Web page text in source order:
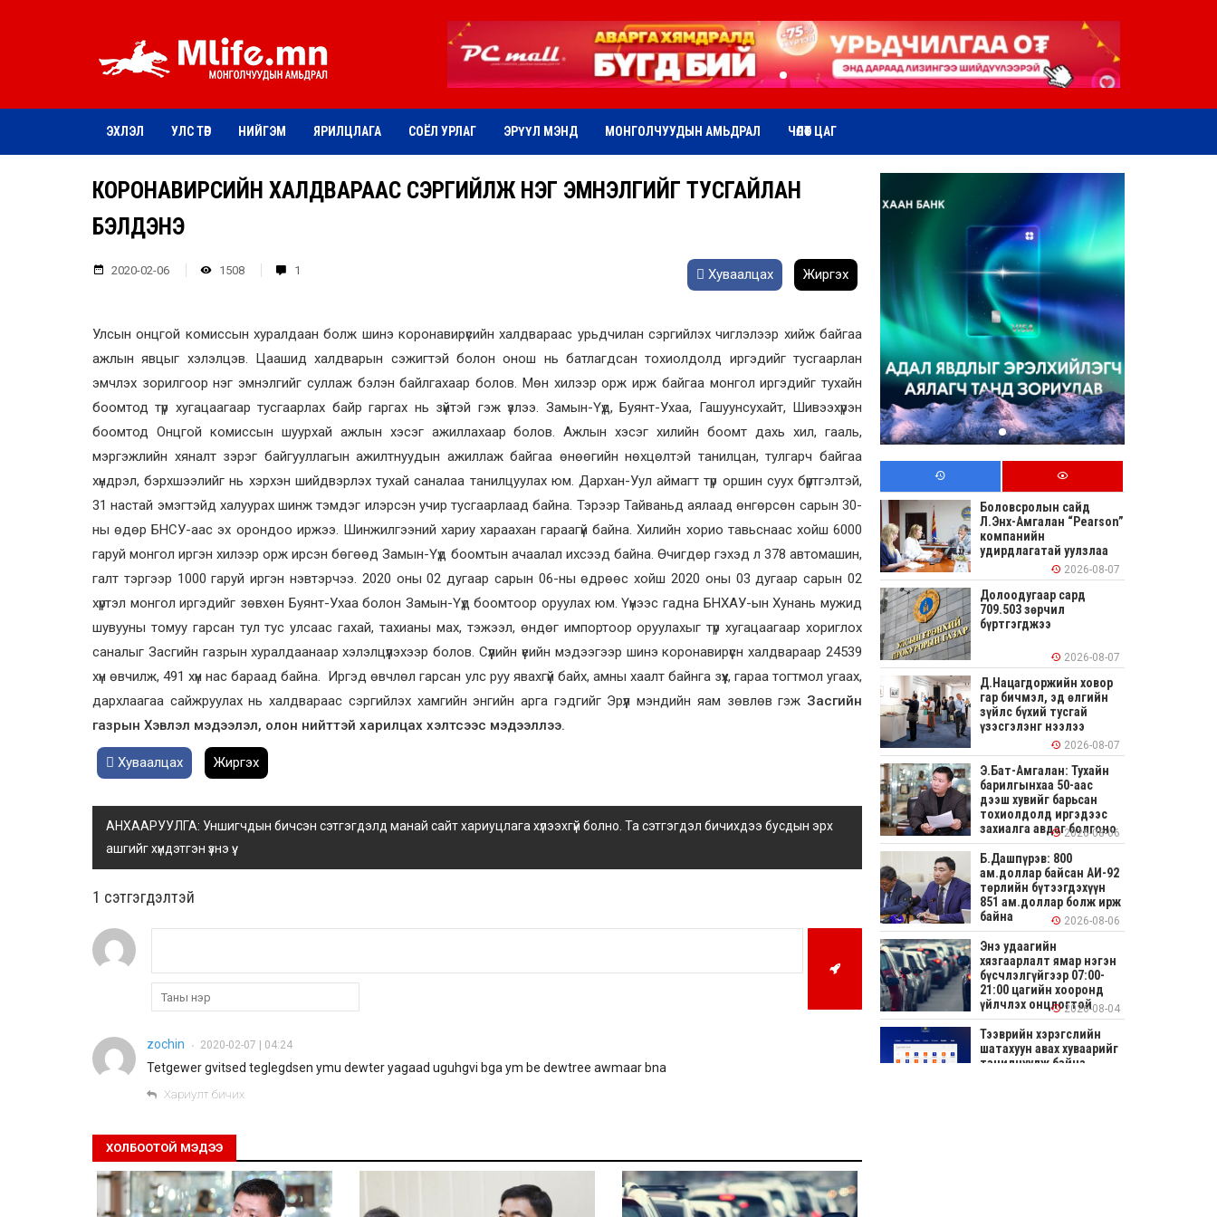
ЭХЛЭЛ УЛС ТӨР НИЙГЭМ ЯРИЛЦЛАГА СОЁЛ УРЛАГ ЭРҮҮЛ МЭНД МОНГОЛЧУУДЫН АМЬДРАЛ ЧӨЛӨӨТ ЦАГ
КОРОНАВИРҮСИЙН ХАЛДВАРААС СЭРГИЙЛЖ НЭГ ЭМНЭЛГИЙГ ТУСГАЙЛАН
БЭЛДЭНЭ
2020-02-06 1508 1 Хуваалцах Жиргэх
Улсын онцгой комиссын хуралдаан болж шинэ коронавирүсийн халдвараас урьдчилан сэргийлэх чиглэлээр хийж байгаа
ажлын явцыг хэлэлцэв. Цаашид халдварын сэжигтэй болон онош нь батлагдсан тохиолдолд иргэдийг тусгаарлан
эмчлэх зорилгоор нэг эмнэлгийг суллаж бэлэн байлгахаар болов. Мөн хилээр орж ирж байгаа монгол иргэдийг тухайн
боомтод түр хугацаагаар тусгаарлах байр гаргах нь зүйтэй гэж үзлээ. Замын-Үүд, Буянт-Ухаа, Гашуунсухайт, Шивээхүрэн
боомтод Онцгой комиссын шуурхай ажлын хэсэг ажиллахаар болов. Ажлын хэсэг хилийн боомт дахь хил, гааль,
мэргэжлийн хяналт зэрэг байгууллагын ажилтнуудын ажиллаж байгаа өнөөгийн нөхцөлтэй танилцан, тулгарч байгаа
хүндрэл, бэрхшээлийг нь хэрхэн шийдвэрлэх тухай саналаа танилцуулах юм. Дархан-Уул аймагт түр оршин суух бүртгэлтэй,
31 настай эмэгтэйд халуурах шинж тэмдэг илэрсэн учир тусгаарлаад байна. Тэрээр Тайваньд аялаад өнгөрсөн сарын 30-
ны өдөр БНСУ-аас эх орондоо иржээ. Шинжилгээний хариу хараахан гараагүй байна. Хилийн хорио тавьснаас хойш 6000
гаруй монгол иргэн хилээр орж ирсэн бөгөөд Замын-Үүд боомтын ачаалал ихсээд байна. Өчигдөр гэхэд л 378 автомашин,
галт тэргээр 1000 гаруй иргэн нэвтэрчээ. 2020 оны 02 дугаар сарын 06-ны өдрөөс хойш 2020 оны 03 дугаар сарын 02
хүртэл монгол иргэдийг зөвхөн Буянт-Ухаа болон Замын-Үүд боомтоор оруулах юм. Үүнээс гадна БНХАУ-ын Хунань мужид
шувууны томуу гарсан тул тус улсаас гахай, тахианы мах, тэжээл, өндөг импортоор оруулахыг түр хугацаагаар хориглох
саналыг Засгийн газрын хуралдаанаар хэлэлцүүлэхээр болов. Сүүлийн үеийн мэдээгээр шинэ коронавирүсн халдвараар 24539
хүн өвчилж, 491 хүн нас бараад байна. Иргэд өвчлөл гарсан улс руу явахгүй байх, амны хаалт байнга зүүх, гараа тогтмол угаах,
дархлаагаа сайжруулах нь халдвараас сэргийлэх хамгийн энгийн арга гэдгийг Эрүүл мэндийн яам зөвлөв гэж Засгийн
газрын Хэвлэл мэдээлэл, олон нийттэй харилцах хэлтсээс мэдээллээ.
Хуваалцах Жиргэх
АНХААРУУЛГА: Уншигчдын бичсэн сэтгэгдэлд манай сайт хариуцлага хүлээхгүй болно. Та сэтгэгдэл бичихдээ бусдын эрх
ашгийг хүндэтгэн үзнэ үү.
1 сэтгэгдэлтэй
zochin • 2020-02-07 | 04:24
Tetgewer gvitsed teglegdsen ymu dewter yagaad uguhgvi bga ym be dewtree awmaar bna
Хариулт бичих
ХОЛБООТОЙ МЭДЭЭ
Боловсролын сайд
Л.Энх-Амгалан “Pearson”
компанийн
удирдлагатай уулзлаа
2026-08-07
Долоодугаар сард
709.503 зөрчил
бүртгэгджээ
2026-08-07
Д.Нацагдоржийн ховор
гар бичмэл, эд өлгийн
зүйлс бүхий тусгай
үзэсгэлэнг нээлээ
2026-08-07
Э.Бат-Амгалан: Тухайн
барилгынхаа 50-аас
дээш хувийг барьсан
тохиолдолд иргэдээс
захиалга авдаг болгоно
2026-08-06
Б.Дашпүрэв: 800
ам.доллар байсан АИ-92
төрлийн бүтээгдэхүүн
851 ам.доллар болж ирж
байна
2026-08-06
Энэ удаагийн
хязгаарлалт ямар нэгэн
бүсчлэлгүйгээр 07:00-
21:00 цагийн хооронд
үйлчлэх онцлогтой2026-08-04
Тээврийн хэрэгслийн
шатахуун авах хуваарийг
танилцуулж байна